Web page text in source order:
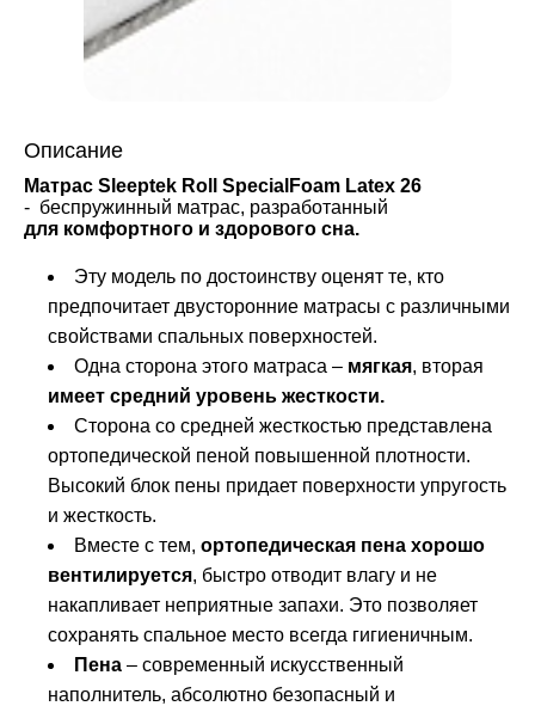
Описание
Матрас Sleeptek Roll SpecialFoam Latex 26
- беспружинный матрас, разработанный
для комфортного и здорового сна.
Эту модель по достоинству оценят те, кто
предпочитает двусторонние матрасы с различными
свойствами спальных поверхностей.
Одна сторона этого матраса – мягкая, вторая
имеет средний уровень жесткости.
Сторона со средней жесткостью представлена
ортопедической пеной повышенной плотности.
Высокий блок пены придает поверхности упругость
и жесткость.
Вместе с тем, ортопедическая пена хорошо
вентилируется, быстро отводит влагу и не
накапливает неприятные запахи. Это позволяет
сохранять спальное место всегда гигиеничным.
Пена – современный искусственный
наполнитель, абсолютно безопасный и